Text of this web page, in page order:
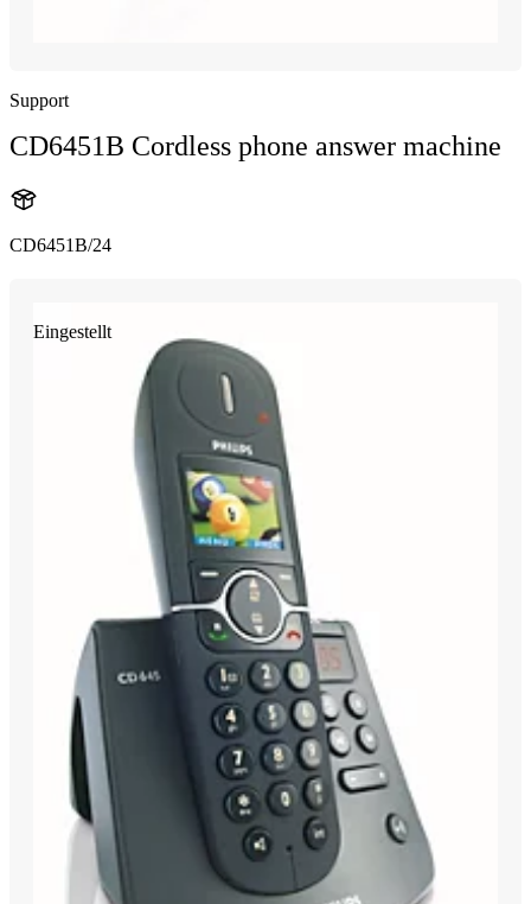
Support
CD6451B Cordless phone answer machine
CD6451B/24
Eingestellt